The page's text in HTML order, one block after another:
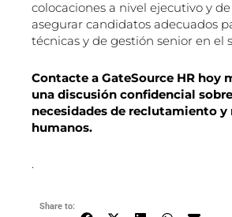
colocaciones a nivel ejecutivo y
asegurar candidatos adecuados
técnicas y de gestión senior en el
Contacte a GateSource HR hoy
una discusión confidencial
necesidades de reclutamiento y
humanos.
.
Share to: